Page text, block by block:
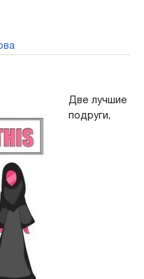
Две лучшие
подруги,